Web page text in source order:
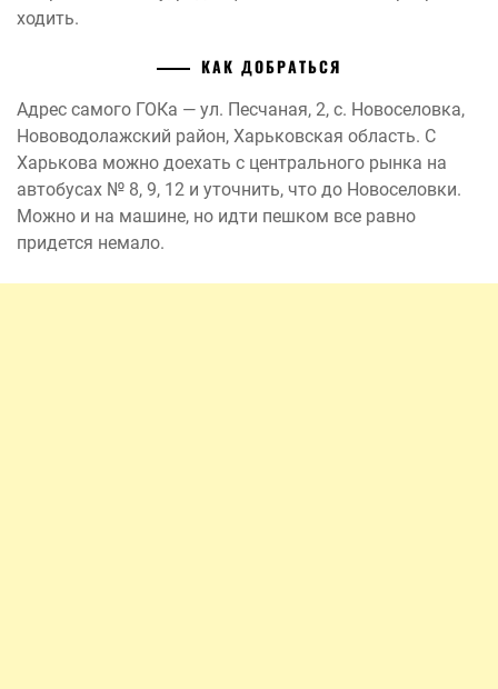
ходить.
КАК ДОБРАТЬСЯ
Адрес самого ГОКа — ул. Песчаная, 2, с. Новоселовка,
Нововодолажский район, Харьковская область. С
Харькова можно доехать с центрального рынка на
автобусах № 8, 9, 12 и уточнить, что до Новоселовки.
Можно и на машине, но идти пешком все равно
придется немало.